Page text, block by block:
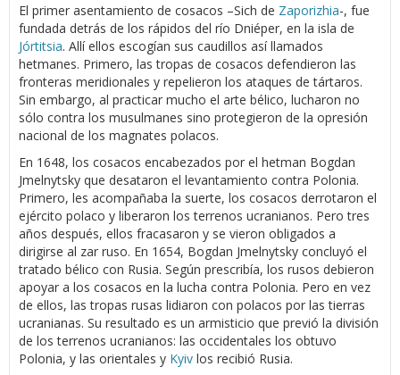
El primer asentamiento de cosacos –Sich de Zaporizhia-, fue
fundada detrás de los rápidos del río Dniéper, en la isla de
Jórtitsia. Allí ellos escogían sus caudillos así llamados
hetmanes. Primero, las tropas de cosacos defendieron las
fronteras meridionales y repelieron los ataques de tártaros.
Sin embargo, al practicar mucho el arte bélico, lucharon no
sólo contra los musulmanes sino protegieron de la opresión
nacional de los magnates polacos.
En 1648, los cosacos encabezados por el hetman Bogdan
Jmelnytsky que desataron el levantamiento contra Polonia.
Primero, les acompañaba la suerte, los cosacos derrotaron el
ejército polaco y liberaron los terrenos ucranianos. Pero tres
años después, ellos fracasaron y se vieron obligados a
dirigirse al zar ruso. En 1654, Bogdan Jmelnytsky concluyó el
tratado bélico con Rusia. Según prescribía, los rusos debieron
apoyar a los cosacos en la lucha contra Polonia. Pero en vez
de ellos, las tropas rusas lidiaron con polacos por las tierras
ucranianas. Su resultado es un armisticio que previó la división
de los terrenos ucranianos: las occidentales los obtuvo
Polonia, y las orientales y Kyiv los recibió Rusia.